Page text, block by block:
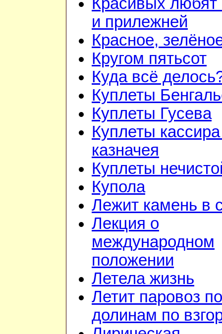
Красивых
и прилежней
Красное,
Кругом пятьсот
Куда всё
Куплеты
Куплеты Гусева
Куплеты
казначея
Куплеты
Купола
Лежит камень в
Лекция о
международном
положении
Летела жизнь
Летит паровоз по
долинам по